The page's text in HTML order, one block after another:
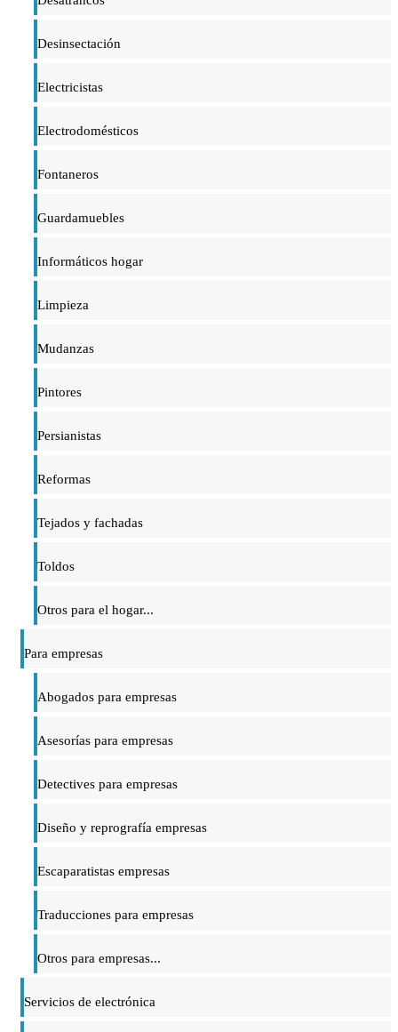
Desinsectación
Electricistas
Electrodomésticos
Fontaneros
Guardamuebles
Informáticos hogar
Limpieza
Mudanzas
Pintores
Persianistas
Reformas
Tejados y fachadas
Toldos
Otros para el hogar...
Para empresas
Abogados para empresas
Asesorías para empresas
Detectives para empresas
Diseño y reprografía empresas
Escaparatistas empresas
Traducciones para empresas
Otros para empresas...
Servicios de electrónica